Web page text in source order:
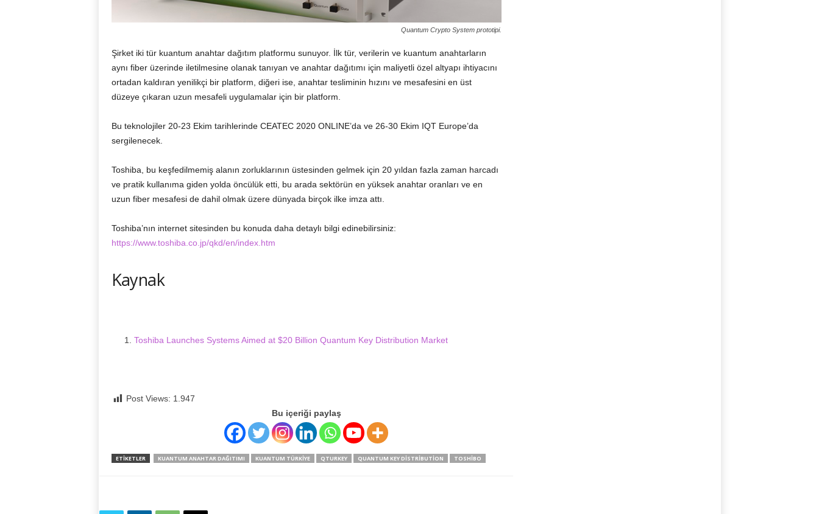
Quantum Crypto System prototipi.
Şirket iki tür kuantum anahtar dağıtım platformu sunuyor. İlk tür, verilerin ve kuantum anahtarların
aynı fiber üzerinde iletilmesine olanak tanıyan ve anahtar dağıtımı için maliyetli özel altyapı ihtiyacını
ortadan kaldıran yenilikçi bir platform, diğeri ise, anahtar tesliminin hızını ve mesafesini en üst
düzeye çıkaran uzun mesafeli uygulamalar için bir platform.
Bu teknolojiler 20-23 Ekim tarihlerinde CEATEC 2020 ONLINE’da ve 26-30 Ekim IQT Europe’da
sergilenecek.
Toshiba, bu keşfedilmemiş alanın zorluklarının üstesinden gelmek için 20 yıldan fazla zaman harcadı
ve pratik kullanıma giden yolda öncülük etti, bu arada sektörün en yüksek anahtar oranları ve en
uzun fiber mesafesi de dahil olmak üzere dünyada birçok ilke imza attı.
Toshiba’nın internet sitesinden bu konuda daha detaylı bilgi edinebilirsiniz:
https://www.toshiba.co.jp/qkd/en/index.htm
Kaynak
Toshiba Launches Systems Aimed at $20 Billion Quantum Key Distribution Market
Post Views: 1.947
Bu içeriği paylaş
ETIKETLER KUANTUM ANAHTAR DAĞITIMI KUANTUM TÜRKIYE QTURKEY QUANTUM KEY DISTRIBUTION TOSHIBO